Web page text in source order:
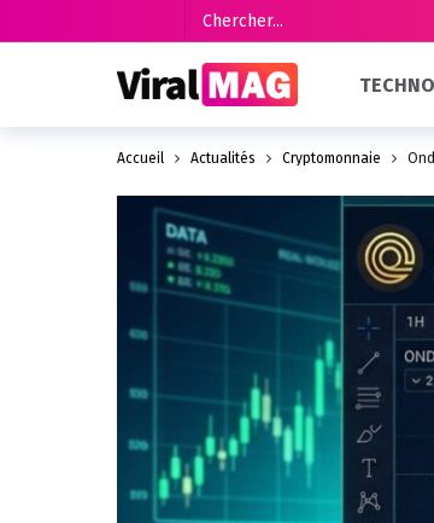
Accueil Actualités Cryptomonnaie